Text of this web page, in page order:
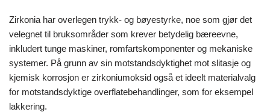
Zirkonia har overlegen trykk- og bøyestyrke, noe som gjør det
velegnet til bruksområder som krever betydelig bæreevne,
inkludert tunge maskiner, romfartskomponenter og mekaniske
systemer. På grunn av sin motstandsdyktighet mot slitasje og
kjemisk korrosjon er zirkoniumoksid også et ideelt materialvalg
for motstandsdyktige overflatebehandlinger, som for eksempel
lakkering.